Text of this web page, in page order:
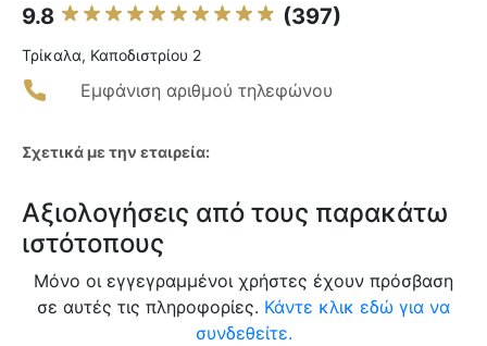
9.8 (397)
Τρίκαλα, Καποδιστρίου 2
Εμφάνιση αριθμού τηλεφώνου
Σχετικά με την εταιρεία:
Αξιολογήσεις από τους παρακάτω
ιστότοπους
Μόνο οι εγγεγραμμένοι χρήστες έχουν πρόσβαση
σε αυτές τις πληροφορίες. Κάντε κλικ εδώ για να
συνδεθείτε.